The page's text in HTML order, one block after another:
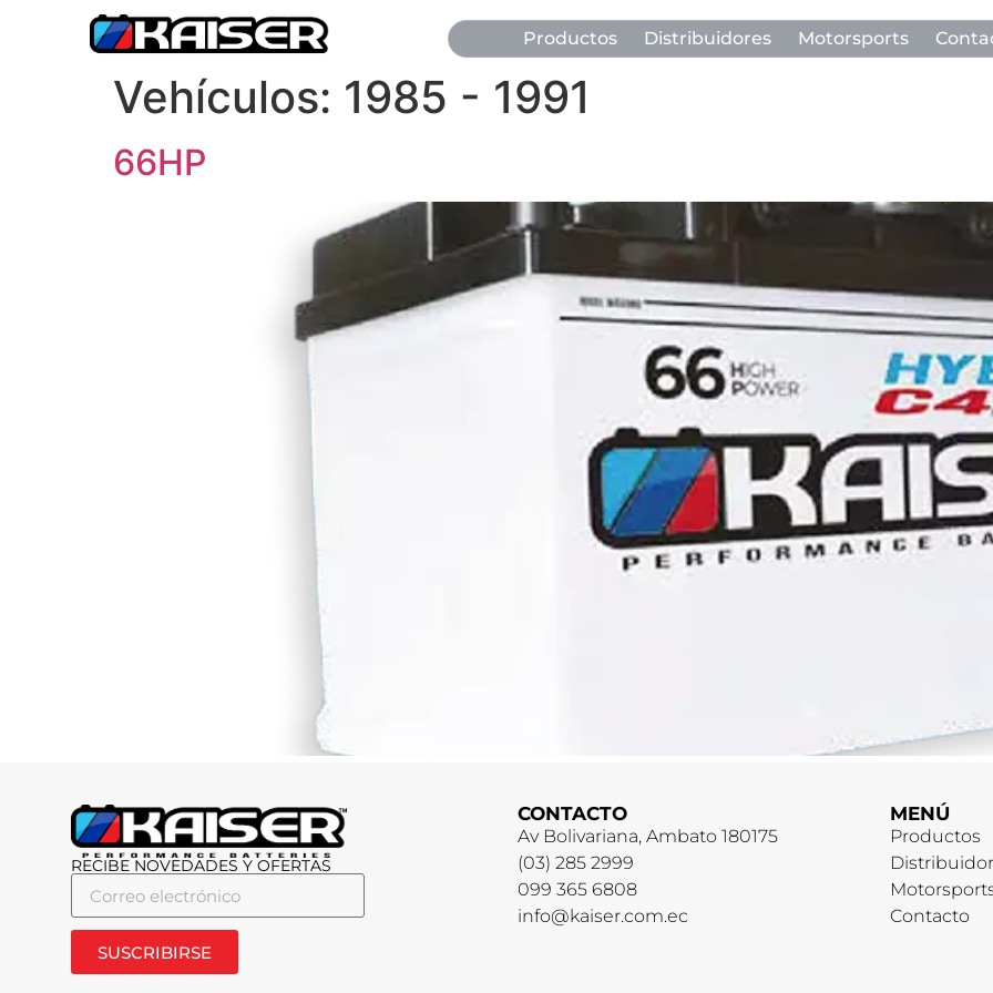
Productos Distribuidores Motorsports
Vehículos: 1985 - 1991
66HP
RECIBE NOVEDADES Y OFERTAS
SUSCRIBIRSE
CONTACTO
Av Bolivariana, Ambato 180175
(03) 285 2999
099 365 6808
info@kaiser.com.ec
MENÚ
Productos
Contacto